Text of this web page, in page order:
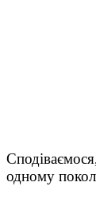
одному